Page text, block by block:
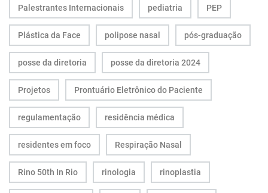
Palestrantes Internacionais pediatria PEP
Plástica da Face polipose nasal pós-graduação
posse da diretoria posse da diretoria 2024
Projetos Prontuário Eletrônico do Paciente
regulamentação residência médica
residentes em foco Respiração Nasal
Rino 50th In Rio rinologia rinoplastia